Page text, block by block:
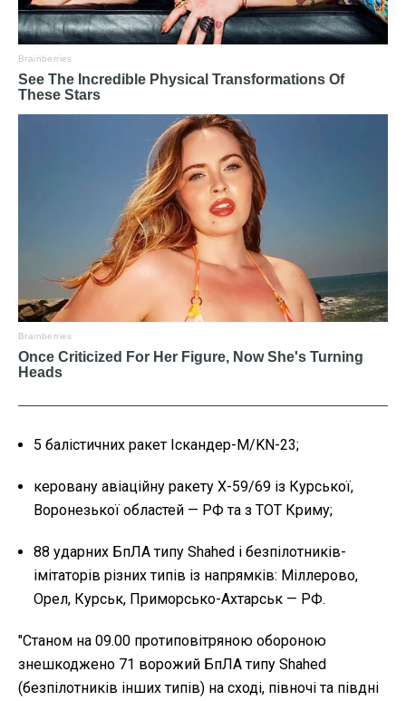
5 балістичних ракет Іскандер-М/KN-23;
керовану авіаційну ракету Х-59/69 із Курської,
Воронезької областей — РФ та з ТОТ Криму;
88 ударних БпЛА типу Shahed і безпілотників-
імітаторів різних типів із напрямків: Міллерово,
Орел, Курськ, Приморсько-Ахтарськ — РФ.
"Станом на 09.00 протиповітряною обороною
знешкоджено 71 ворожий БпЛА типу Shahed
(безпілотників інших типів) на сході, півночі та півдні